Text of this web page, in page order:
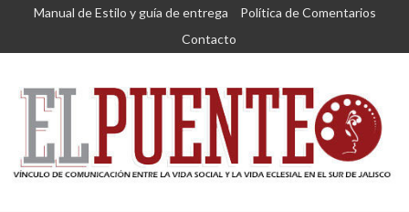
Saltar
contenido
Manual de Estilo y guía de entrega
Política de Comentarios
Contacto